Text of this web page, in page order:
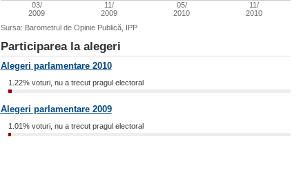
03/
2009
11/
2009
05/
2010
11/
2010
Sursa: Barometrul de Opinie Publică, IPP
Participarea la alegeri
Alegeri parlamentare 2010
1.22% voturi, nu a trecut pragul electoral
Alegeri parlamentare 2009
1.01% voturi, nu a trecut pragul electoral